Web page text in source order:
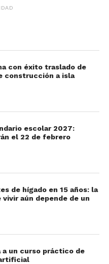
con éxito traslado de
construcción a isla
escolar 2027:
el 22 de febrero
de hígado en 15 años: la
vivir aún depende de un
a un curso práctico de